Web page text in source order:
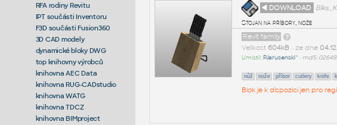
RFA rodiny Revitu
IPT součásti Inventoru
F3D součásti Fusion360
3D CAD modely
dynamické bloky DWG
top knihovny výrobců
knihovna AEC Data
knihovna RUG-CADstudio
knihovna WATG
knihovna TDCZ
knihovna BIMproject
◄ DOWNLOAD
Stojan na příbory, nože
Revit family
Velikost 604kB• ze dne
Umístil: PJarusenski^ • md5:
nůž nože příbor cutlery knife
Blok je k dispozici jen pro